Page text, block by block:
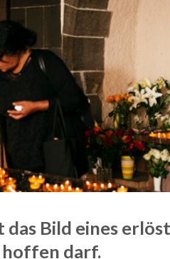
das Bild eines
hoffen darf.